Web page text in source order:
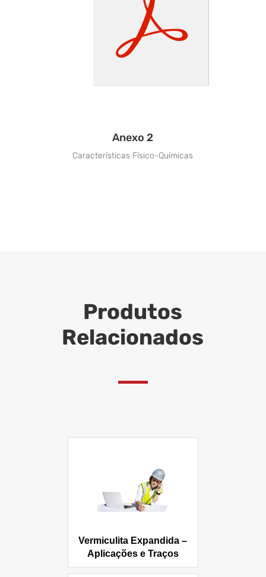
Anexo 2
Características Físico-Químicas
Produtos
Relacionados
Vermiculita Expandida –
Aplicações e Traços